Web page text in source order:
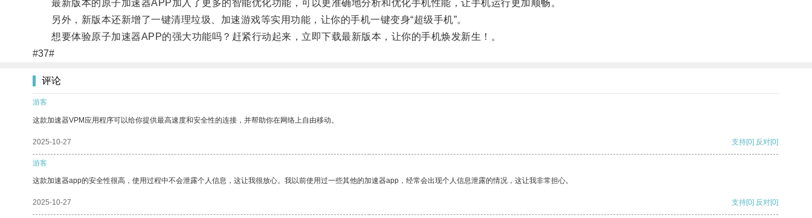
最新版本的原子加速器APP加入了更多的智能优化功能，可以更准确地分析和优化手机性能，让手机运行更加顺畅。
另外，新版本还新增了一键清理垃圾、加速游戏等实用功能，让你的手机一键变身“超级手机”。
想要体验原子加速器APP的强大功能吗？赶紧行动起来，立即下载最新版本，让你的手机焕发新生！。
#37#
评论
游客
这款加速器VPM应用程序可以给你提供最高速度和安全性的连接，并帮助你在网络上自由移动。
2025-10-27 支持[0] 反对[0]
游客
这款加速器app的安全性很高，使用过程中不会泄露个人信息，这让我很放心。我以前使用过一些其他的加速器app，经常会出现个人信息泄露的情况，这让我非常担心。
2025-10-27 支持[0] 反对[0]